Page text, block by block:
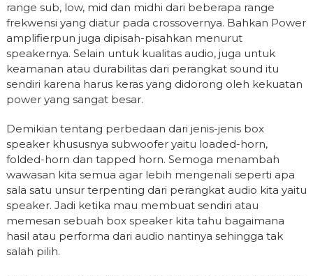
range sub, low, mid dan midhi dari beberapa range
frekwensi yang diatur pada crossovernya. Bahkan Power
amplifierpun juga dipisah-pisahkan menurut
speakernya. Selain untuk kualitas audio, juga untuk
keamanan atau durabilitas dari perangkat sound itu
sendiri karena harus keras yang didorong oleh kekuatan
power yang sangat besar.
Demikian tentang perbedaan dari jenis-jenis box
speaker khususnya subwoofer yaitu loaded-horn,
folded-horn dan tapped horn. Semoga menambah
wawasan kita semua agar lebih mengenali seperti apa
sala satu unsur terpenting dari perangkat audio kita yaitu
speaker. Jadi ketika mau membuat sendiri atau
memesan sebuah box speaker kita tahu bagaimana
hasil atau performa dari audio nantinya sehingga tak
salah pilih.